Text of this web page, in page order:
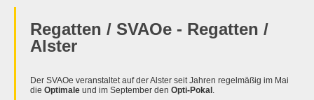
Regatten / SVAOe - Regatten /
Alster
Der SVAOe veranstaltet auf der Alster seit Jahren regelmäßig im Mai
die Optimale und im September den Opti-Pokal